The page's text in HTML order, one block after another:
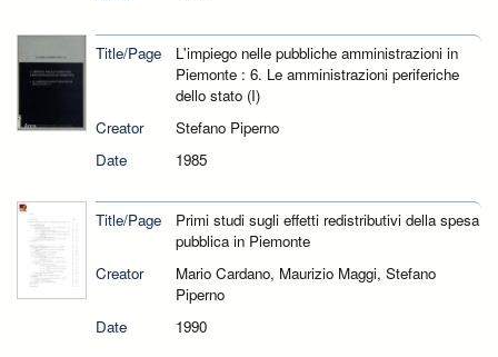
Title/Page
L'impiego nelle pubbliche amministrazioni in
Piemonte : 6. Le amministrazioni periferiche
dello stato (I)
Creator
Stefano Piperno
Date
1985
Title/Page
Primi studi sugli effetti redistributivi della spesa
pubblica in Piemonte
Creator
Mario Cardano, Maurizio Maggi, Stefano
Piperno
Date
1990